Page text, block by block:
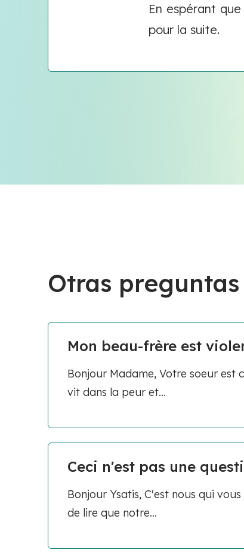
En espérant
pour la suite.
Otras
Mon beau-frère est
Bonjour Madame, Votre soeur est
vit dans la peur et...
Ceci n'est pas une
Bonjour Ysatis, C'est nous qui
de lire que notre...